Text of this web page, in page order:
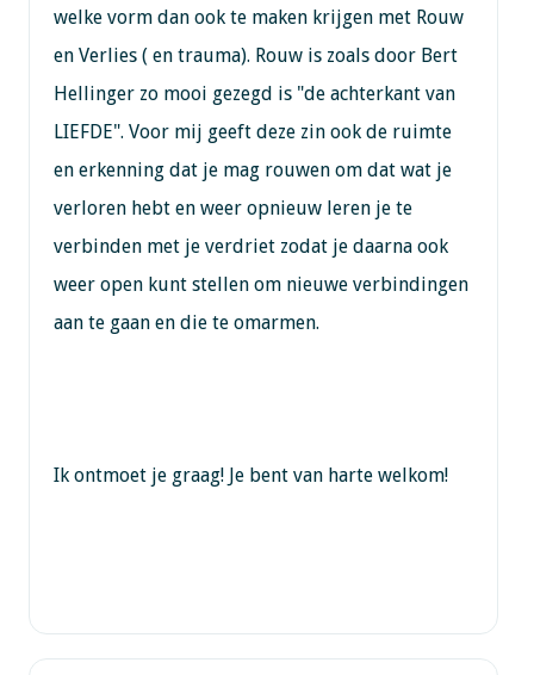
welke vorm dan ook te maken krijgen met Rouw
en Verlies ( en trauma). Rouw is zoals door Bert
Hellinger zo mooi gezegd is "de achterkant van
LIEFDE". Voor mij geeft deze zin ook de ruimte
en erkenning dat je mag rouwen om dat wat je
verloren hebt en weer opnieuw leren je te
verbinden met je verdriet zodat je daarna ook
weer open kunt stellen om nieuwe verbindingen
aan te gaan en die te omarmen.
Ik ontmoet je graag! Je bent van harte welkom!